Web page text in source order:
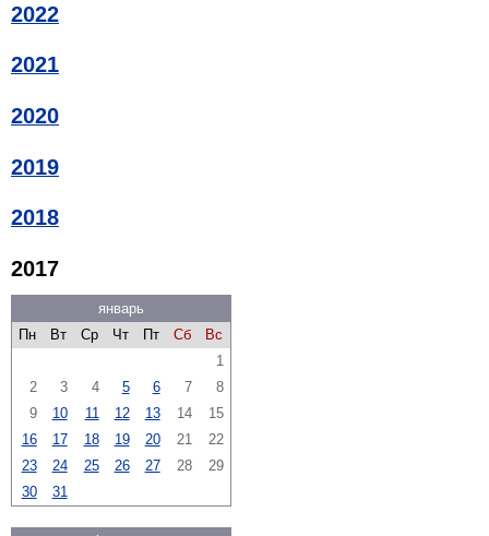
2022
2021
2020
2019
2018
2017
январь
Пн
Вт Ср Чт Пт Сб
Вс
1
2
3 4 5 6 7
8
9
10 11 12 13 14
15
16
17 18 19 20 21
22
23
24 25 26 27 28
29
30
31